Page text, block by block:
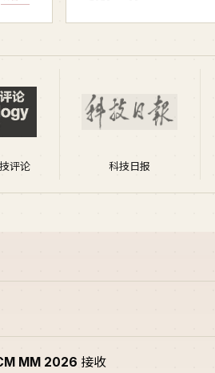
评论 科技日报
MM 2026 接收